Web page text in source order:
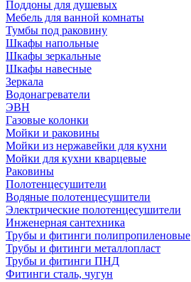
Поддоны для душевых
Мебель для ванной комнаты
Тумбы под раковину
Шкафы напольные
Шкафы зеркальные
Шкафы навесные
Зеркала
Водонагреватели
ЭВН
Газовые колонки
Мойки и раковины
Мойки из нержавейки для кухни
Мойки для кухни кварцевые
Раковины
Полотенцесушители
Водяные полотенцесушители
Электрические полотенцесушители
Инженерная сантехника
Трубы и фитинги полипропиленовые
Трубы и фитинги металлопласт
Трубы и фитинги ПНД
Фитинги сталь, чугун